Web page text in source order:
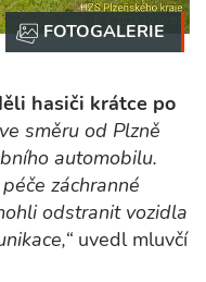
hasiči krátce po
směru od Plzně
automobilu.
záchranné
odstranit vozidla
uvedl mluvčí